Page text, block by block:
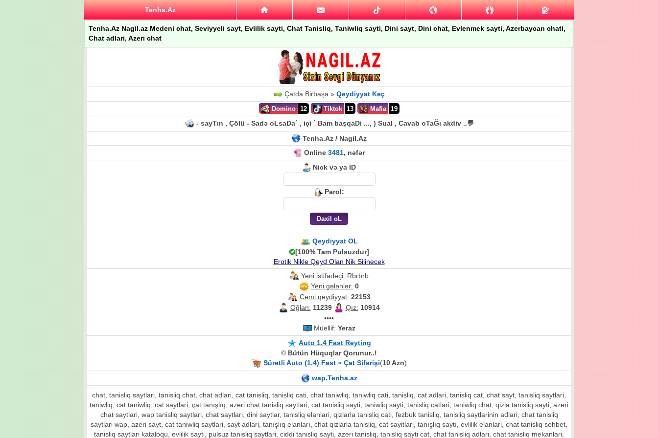
Tenha.Az
Tenha.Az Nagil.az Medeni chat, Seviyyeli sayt, Evlilik sayti, Chat Tanisliq, Taniwliq sayti, Dini sayt, Dini chat, Evlenmek sayti, Azerbaycan chati,
Chat adlari, Azeri chat
Çatda Birbaşa » Qeydiyyat Keç
Domino 12 Tiktok 13 Mafia 19
- sayTın , Çölü - Sadə oLsaDa` , içi ` Bam başqaDi ..., ) Sual , Cavab oTaĞı akdiv ..💬
Tenha.Az / Nagil.Az
Online 3481, nəfər
Nick və ya İD
Parol:
Qeydiyyat OL
[100% Tam Pulsuzdur]
Erotik Nikle Qeyd Olan Nik Silinecek
Yeni istifadəçi: Rbrbrb
Yeni gələnlər: 0
Cəmi qeydiyyat: 22153
Oğlan: 11239 Qız: 10914
••••
Müellif: Yeraz
Auto 1.4 Fast Reyting
© Bütün Hüquqlar Qorunur..!
Sürətli Auto (1.4) Fast » Çat Sifarişi(10 Azn)
wap.Tenha.az
chat, tanisliq saytlari, tanisliq chat, chat adlari, cat tanisliq, tanisliq cati, chat taniwliq, taniwliq cati, tanisliq, cat adlari, tanisliq cat, chat sayt, tanisliq saytlari,
taniwliq, cat taniwliq, cat saytlari, çat tanışlıq, azeri chat tanisliq saytlari, cat tanisliq sayti, taniwliq sayti, tanisliq catlari, taniwliq chat, qizla tanisliq sayti, azeri
chat saytlari, wap tanisliq saytlari, chat saytlari, dini saytlar, tanisliq elanlari, qizlarla tanisliq cati, fezbuk tanisliq, tanisliq saytlarinin adlari, chat tanisliq
saytlari wap, azeri sayt, cat taniwliq saytlari, sayt adlari, tanışlıq elanları, chat qizlarla tanisliq, cat sayitlari, tanışlıq saytı, evlilik elanlari, chat tanisliq sohbet,
tanisliq saytlari kataloqu, evlilik sayti, pulsuz tanisliq saytlari, ciddi tanisliq sayti, azeri tanisliq, tanisliq sayti cat, chat tanisliq adlari, chat tanisliq mekanlari,